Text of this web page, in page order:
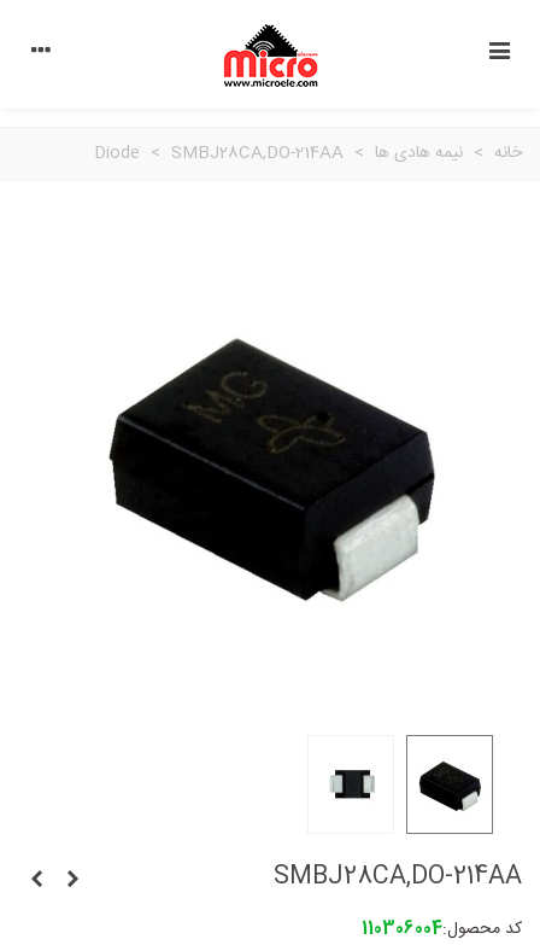
خانه > نیمه هادی ها >
Diode > SMBJ28CA,DO-214AA
SMBJ28CA,DO-214AA
کد محصول:110306004